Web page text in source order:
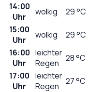
14:00
Uhr
wolkig 29°C
15:00
Uhr
wolkig 29°C
16:00
Uhr
leichter
Regen
28°C
17:00
Uhr
leichter
Regen
27°C